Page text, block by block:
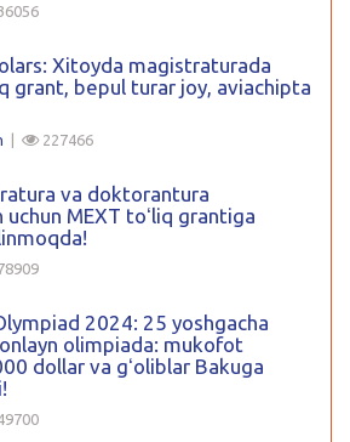
Xitoyda magistraturada
grant, bepul turar joy, aviachipta
| 227466
va doktorantura
uchun MEXT toʻliq grantiga
2024: 25 yoshgacha
olimpiada: mukofot
dollar va gʻoliblar Bakuga